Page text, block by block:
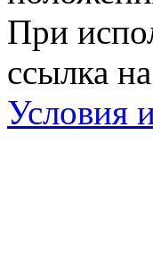
При
ссылка
Условия